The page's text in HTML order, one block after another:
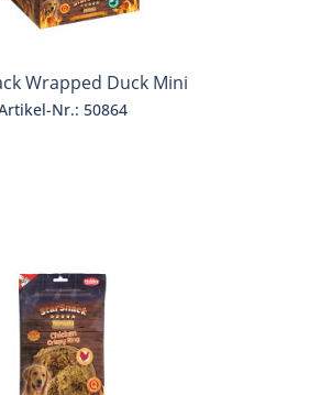
Wrapped Duck Mini
Nr.: 50864